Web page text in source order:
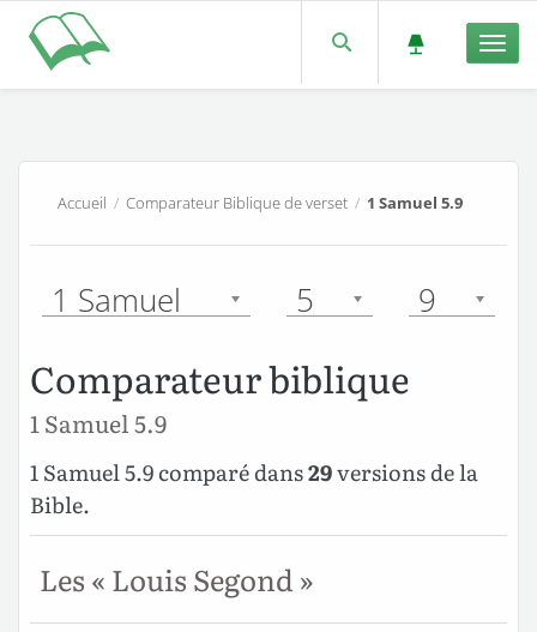
Accueil /Comparateur Biblique de verset / 1 Samuel 5.9
1 Samuel 5 9
Comparateur biblique
1 Samuel 5.9
1 Samuel 5.9 comparé dans29versions de la
Bible.
Les « Louis Segond »